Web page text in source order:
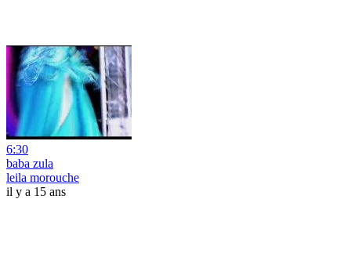
6:30
baba zula
leila morouche
il y a 15 ans